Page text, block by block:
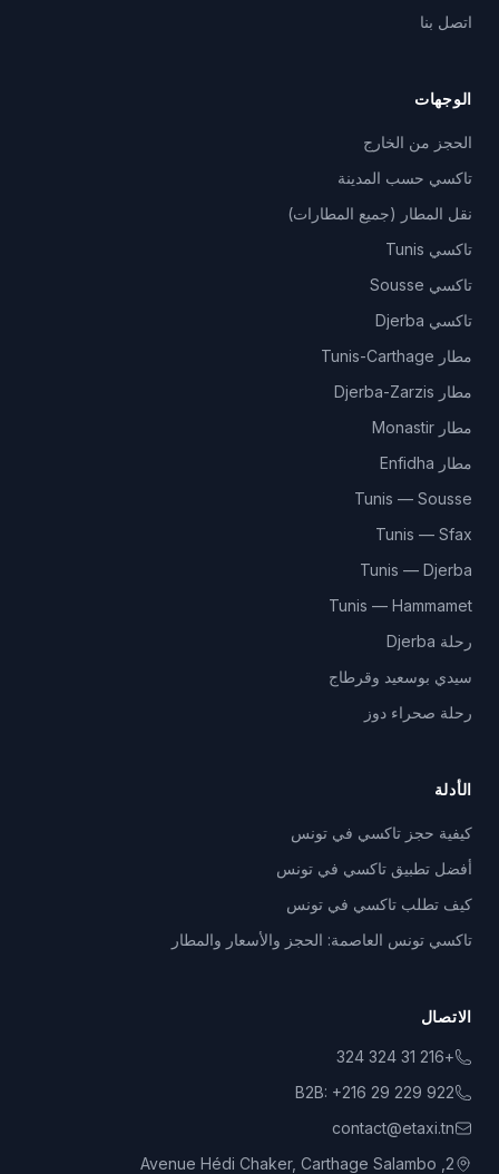
اتصل بنا
الوجهات
الحجز من الخارج
تاكسي حسب المدينة
نقل المطار (جميع المطارات)
تاكسي Tunis
تاكسي Sousse
تاكسي Djerba
مطار Tunis-Carthage
مطار Djerba-Zarzis
مطار Monastir
مطار Enfidha
Tunis — Sousse
Tunis — Sfax
Tunis — Djerba
Tunis — Hammamet
رحلة Djerba
سيدي بوسعيد وقرطاج
رحلة صحراء دوز
الأدلة
كيفية حجز تاكسي في تونس
أفضل تطبيق تاكسي في تونس
كيف تطلب تاكسي في تونس
تاكسي تونس العاصمة: الحجز والأسعار والمطار
الاتصال
+216 31 324 324
B2B: +216 29 229 922
contact@etaxi.tn
2, Avenue Hédi Chaker, Carthage Salambo